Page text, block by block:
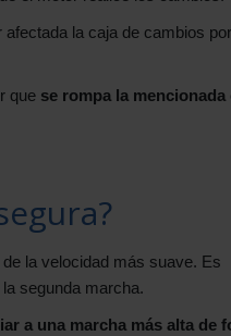
la caja de cambios
que se rompa la mencionada
la velocidad más suave. Es
segunda marcha.
a una marcha más alta de